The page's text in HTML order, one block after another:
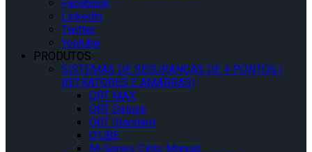
Facebook
Linkedin
Twitter
Youtube
PRODUTOS
SISTEMAS DE SEGURANÇAS DE 4 PONTOS (
RETRATORES E AMARRAS)
QRT MAX
QRT Deluxe
QRT Standard
Q’UBE
M-Series Cinto Manual